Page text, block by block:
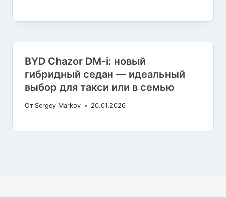
BYD Chazor DM-i: новый
гибридный седан — идеальный
выбор для такси или в семью
От Sergey Markov 20.01.2026